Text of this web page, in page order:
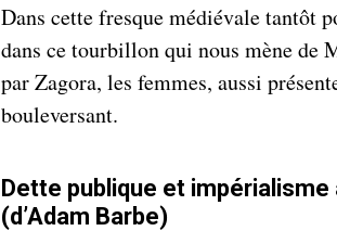
Dans cette fresque médiévale tantôt
dans ce tourbillon qui nous mène de
par Zagora, les femmes, aussi
bouleversant.
Dette publique et
(d’Adam Barbe)